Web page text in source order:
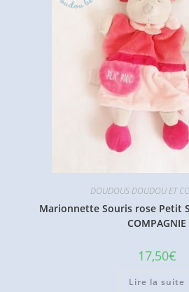
DOUDOUS DOUDOU ET
Marionnette Souris rose Petit
COMPAGNIE
17,50€
Lire la suite